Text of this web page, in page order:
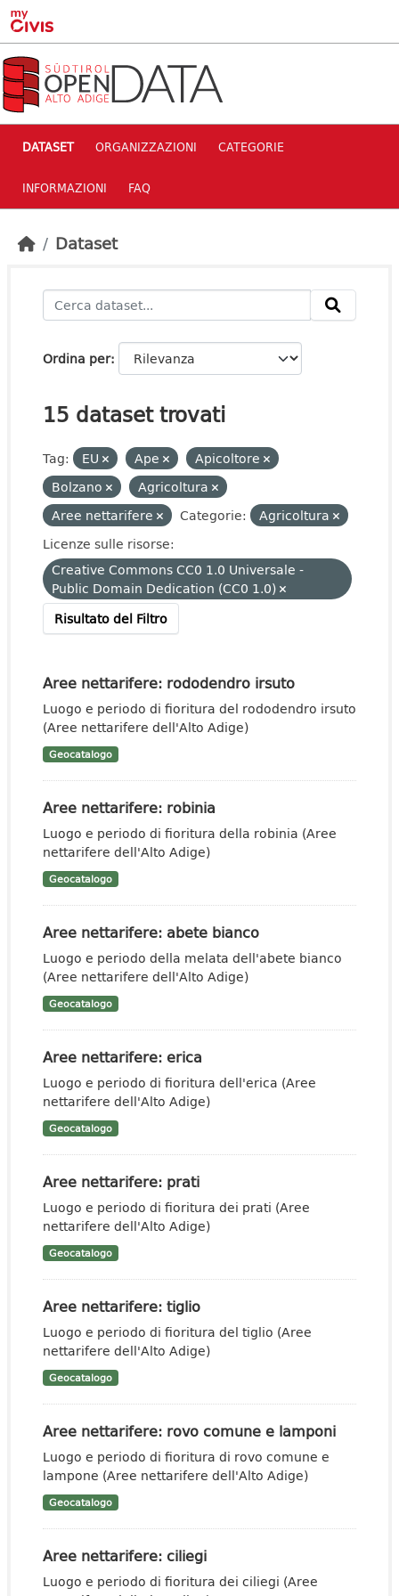
Skip to main content
DATASET ORGANIZZAZIONI CATEGORIE
INFORMAZIONI FAQ
Dataset
Ordina per
15 dataset trovati
Tag: EU Ape
Apicoltore
Bolzano
Agricoltura
Aree nettarifere
Categorie:
Agricoltura
Licenze sulle risorse:
Creative Commons CC0 1.0 Universale -
Public Domain Dedication (CC0 1.0)
Risultato del Filtro
Aree nettarifere: rododendro irsuto
Luogo e periodo di fioritura del rododendro irsuto
(Aree nettarifere dell'Alto Adige)
Geocatalogo
Aree nettarifere: robinia
Luogo e periodo di fioritura della robinia (Aree
nettarifere dell'Alto Adige)
Geocatalogo
Aree nettarifere: abete bianco
Luogo e periodo della melata dell'abete bianco
(Aree nettarifere dell'Alto Adige)
Geocatalogo
Aree nettarifere: erica
Luogo e periodo di fioritura dell'erica (Aree
nettarifere dell'Alto Adige)
Geocatalogo
Aree nettarifere: prati
Luogo e periodo di fioritura dei prati (Aree
nettarifere dell'Alto Adige)
Geocatalogo
Aree nettarifere: tiglio
Luogo e periodo di fioritura del tiglio (Aree
nettarifere dell'Alto Adige)
Geocatalogo
Aree nettarifere: rovo comune e lamponi
Luogo e periodo di fioritura di rovo comune e
lampone (Aree nettarifere dell'Alto Adige)
Geocatalogo
Aree nettarifere: ciliegi
Luogo e periodo di fioritura dei ciliegi (Aree